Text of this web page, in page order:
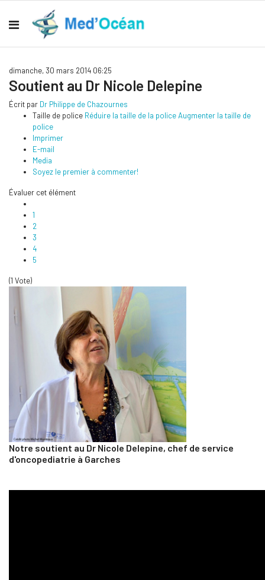
dimanche, 30 mars 2014 06:25
Soutient au Dr Nicole Delepine
Écrit par Dr Philippe de Chazournes
Taille de police Réduire la taille de la policeAugmenter la taille de
police
Imprimer
E-mail
Media
Soyez le premier à commenter!
Évaluer cet élément
1
2
3
4
5
(1 Vote)
Notre soutient au Dr Nicole Delepine, chef de service
d'oncopediatrie à Garches